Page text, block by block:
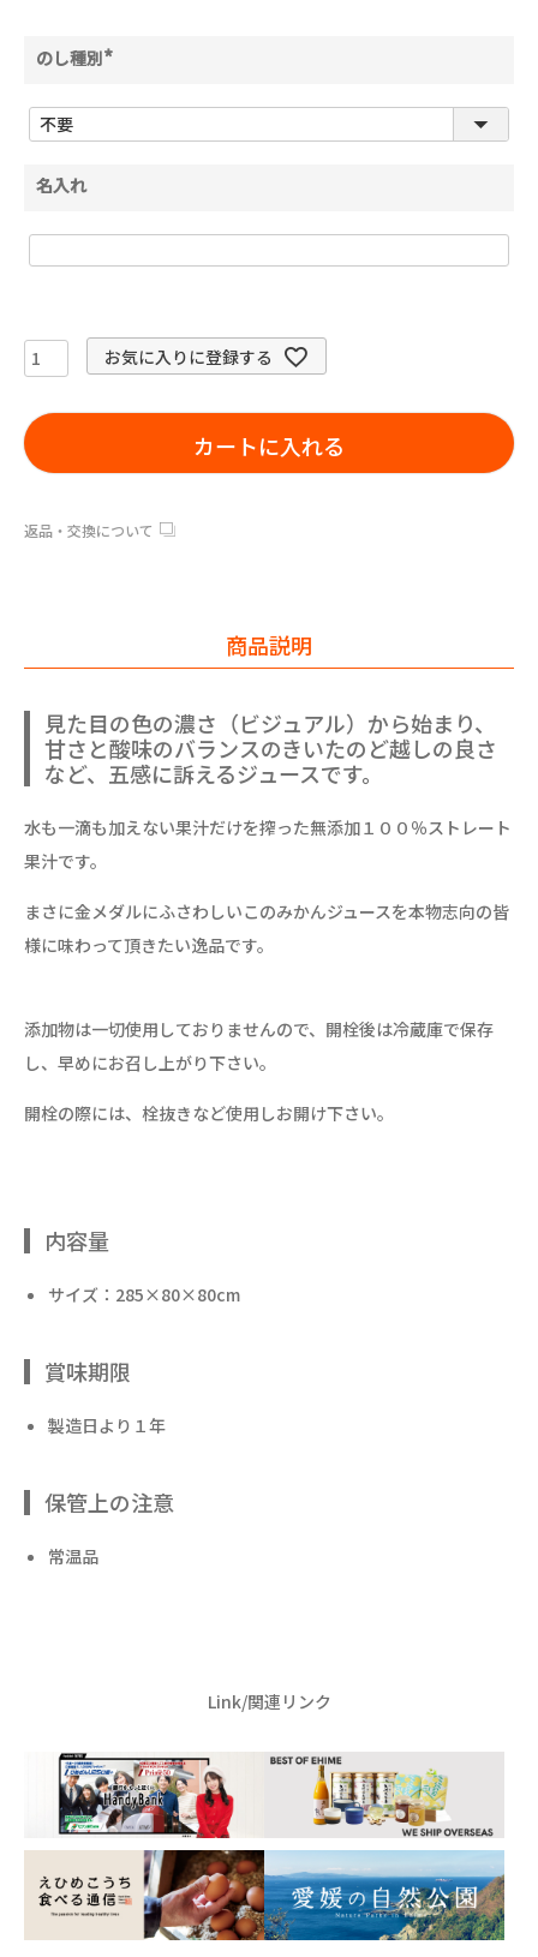
のし種別
須
名入れ
お気に入りに登録する
カートに入れる
返品・交換について
商品説明
見た目の色の濃さ（ビジュアル）から始まり、
甘さと酸味のバランスのきいたのど越しの良さ
など、五感に訴えるジュースです。
水も一滴も加えない果汁だけを搾った無添加１００％ストレート
果汁です。
まさに金メダルにふさわしいこのみかんジュースを本物志向の皆
様に味わって頂きたい逸品です。
添加物は一切使用しておりませんので、開栓後は冷蔵庫で保存
し、早めにお召し上がり下さい。
開栓の際には、栓抜きなど使用しお開け下さい。
内容量
サイズ：285×80×80cm
賞味期限
製造日より１年
保管上の注意
常温品
Link/関連リンク